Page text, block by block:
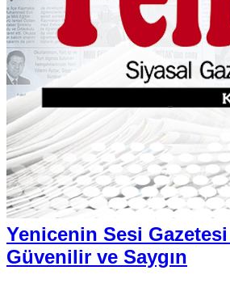
Yenicenin Sesi
Güvenilir ve Saygın